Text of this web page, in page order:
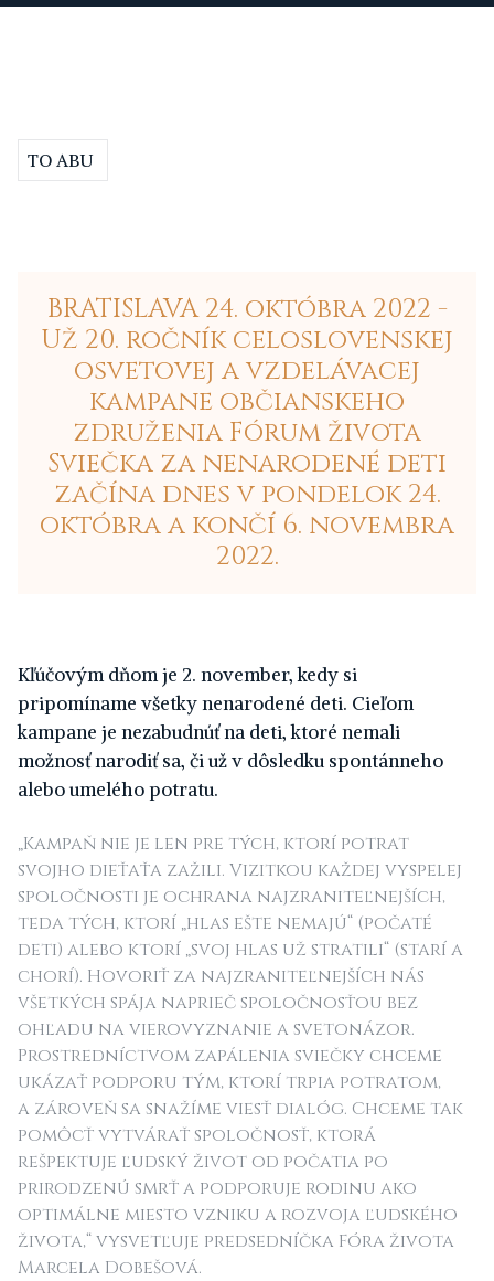
TO ABU
BRATISLAVA 24. októbra 2022 -
Už 20. ročník celoslovenskej
osvetovej a vzdelávacej
kampane občianskeho
združenia Fórum života
Sviečka za nenarodené deti
začína dnes v pondelok 24.
októbra a končí 6. novembra
2022.
Kľúčovým dňom je 2. november, kedy si
pripomíname všetky nenarodené deti. Cieľom
kampane je nezabudnúť na deti, ktoré nemali
možnosť narodiť sa, či už v dôsledku spontánneho
alebo umelého potratu.
„Kampaň nie je len pre tých, ktorí potrat
svojho dieťaťa zažili. Vizitkou každej vyspelej
spoločnosti je ochrana najzraniteľnejších,
teda tých, ktorí „hlas ešte nemajú“ (počaté
deti) alebo ktorí „svoj hlas už stratili“ (starí a
chorí). Hovoriť za najzraniteľnejších nás
všetkých spája naprieč spoločnosťou bez
ohľadu na vierovyznanie a svetonázor.
Prostredníctvom zapálenia sviečky chceme
ukázať podporu tým, ktorí trpia potratom,
a zároveň sa snažíme viesť dialóg. Chceme tak
pomôcť vytvárať spoločnosť, ktorá
rešpektuje ľudský život od počatia po
prirodzenú smrť a podporuje rodinu ako
optimálne miesto vzniku a rozvoja ľudského
života,“vysvetľuje predsedníčka Fóra života
Marcela Dobešová.